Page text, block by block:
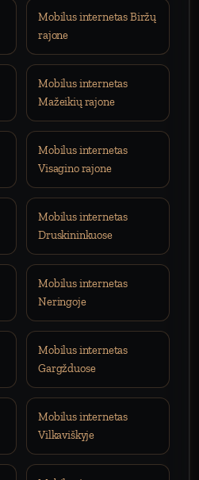
Mobilus internetas Biržų
rajone
Mobilus internetas
Mažeikių rajone
Mobilus internetas
Visagino rajone
Mobilus internetas
Druskininkuose
Mobilus internetas
Neringoje
Mobilus internetas
Gargžduose
Mobilus internetas
Vilkaviškyje